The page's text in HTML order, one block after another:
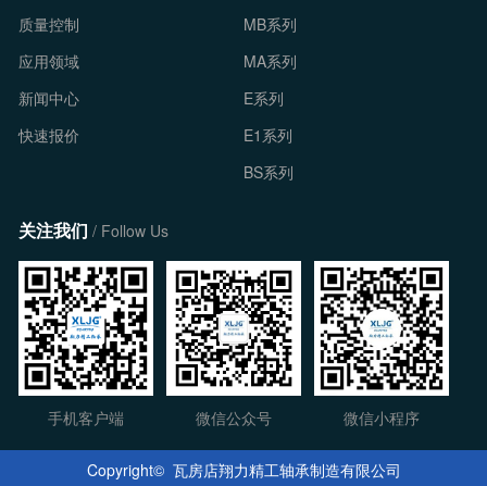
质量控制
应用领域
新闻中心
快速报价
MB系列
MA系列
E系列
E1系列
BS系列
关注我们 / Follow Us
手机客户端 微信公众号 微信小程序
Copyright©️ 瓦房店翔力精工轴承制造有限公司